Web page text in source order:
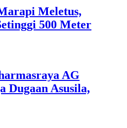
Meletus,
500 Meter
AG
Dugaan Asusila,